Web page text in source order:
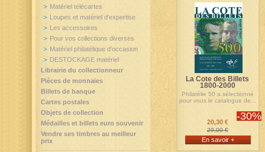
La Cote des Billets
1800-2000
Philatélie 50 a sélectionné
pour vous le catalogue de...
20,30 € -30%
29,00 €
En savoir +
Matériel télécartes
Loupes et matériel d'expertise
Les accessoires
Pour vos collections diverses
Matériel philatélique d'occasion
DESTOCKAGE matériel
Librairie du collectionneur
Pièces de monnaies
Billets de banque
Cartes postales
Objets de collection
Médailles et billets euro souvenir
Vendre ses timbres au meilleur
prix